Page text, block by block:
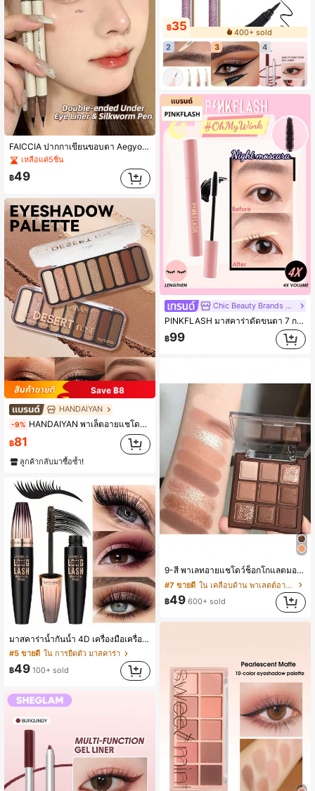
FAICCIA ปากกาเขียนขอบตา Aegyo Sal สองด้าน หัวคู่ แมตต์และชิมเมอร์ กันน้ำ กันเลอะ ลายเส้นละเอียด หัวดินสอแบบฟูฟู 3 เฉดสี ช่วยให้ร่องใต้ตาดูสว่าง สร้างดวงตาโตแบบธรรมชาติ สำหรับแต่งหน้าประจำวัน นักเรียน และมือใหม่
#1 ขายดี ใน ระยับ อายไลเนอร์
เหลือแค่5ชิ้น
#1 ขายดี ใน ระยับ อายไลเนอร์
เหลือแค่5ชิ้น
#1 ขายดี ใน ระยับ อายไลเนอร์
เหลือแค่5ชิ้น
เหลือแค่5ชิ้น
฿49
Save ฿8
HANDAIYAN
-9% HANDAIYAN พาเล็ตอายแชโดว์มุก 9 สี: โทนสีธรรมชาติของโลกพร้อมผิวสัมผัสมุกประกาย-พาเล็ตอายแชโดว์อเนกประสงค์ เหมาะสำหรับของขวัญคริสต์มาส งานปาร์ตี้สาวโสด การแต่งหน้าวันหยุด สิ่งจำเป็นในฤดูหนาว การแต่งหน้าประจำวัน และการเดินทางขณะแคมปิ้ง
฿81
ลูกค้ากลับมาซื้อซ้ำ!
มาสคาร่าน้ำกันน้ำ 4D เครื่องมือเครื่องสำอางสำหรับให้ขนตาหนา ยาว กันเปื้อน หงิก และอยู่ทนนาน
#5 ขายดี ใน การยืดตัว มาสคาร่า
฿49 100+ sold
฿35
400+ sold
2
3 4
Chic Beauty Brands Collection Store
PINKFLASH มาสคาร่าดัดขนตา 7 กรัม ทนน้ำมัน ติดทนนาน ไม่เลอะ กันน้ำ อ่อนโยน ไม่จับตัวเป็นก้อน ให้ลุคเมคอัพสวยสมบูรณ์แบบตลอดวัน
฿99
9-สี พาเลทอายแชโดว์ช็อกโกแลตมอคค่า, โทนสีเอิร์ธโทนธรรมชาติ, แต่งหน้าเบาๆ, ชิมเมอร์กลิตเตอร์, เครื่องมือแต่งตา
#7 ขายดี
ใน เคลือบด้าน พาเลตต์อายแชโดว์
฿49 600+ sold